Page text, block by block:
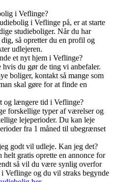
i Veflinge?
i Veflinge på, er at starte
studieboliger. Når du har
så opretter du en profil og
udlejeren.
et nyt hjem i Veflinge?
du gør de ting vi anbefaler.
boliger, kontakt så mange som
skal gøre for at finde en
og længere tid i Veflinge?
forskellige typer af værelser og
lejeperioder. Du kan leje
fra 1 måned til ubegrænset
godt vil udleje. Kan jeg det?
gratis oprette en annonce for
så vil du være synlig overfor
Veflinge og du vil straks begynde